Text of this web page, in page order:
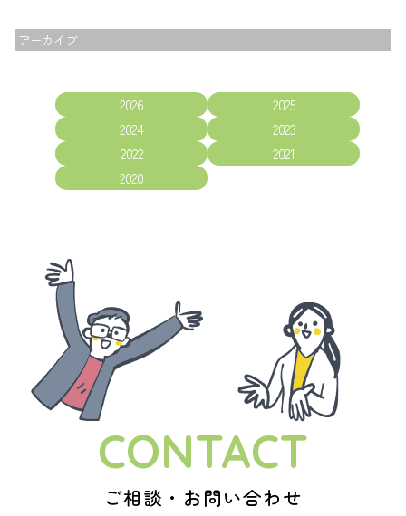
アーカイブ
2026
2025
2024
2023
2022
2021
2020
CONTACT
ご相談・お問い合わせ